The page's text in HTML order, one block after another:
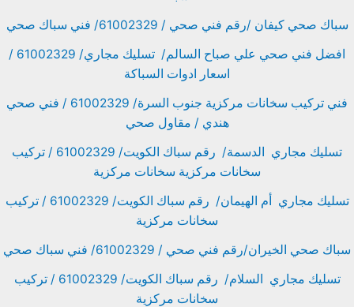
سباك صحي كيفان /رقم فني صحي / 61002329/ فني سباك صحي
افضل فني صحي علي صباح السالم/ تسليك مجاري/ 61002329 /
اسعار ادوات السباكة
فني تركيب سخانات مركزية جنوب السرة/ 61002329 / فني صحي
هندي / مقاول صحي
تسليك مجاري الدسمة/ رقم سباك الكويت/ 61002329 / تركيب
سخانات مركزية سخانات مركزية
تسليك مجاري أم الهيمان/ رقم سباك الكويت/ 61002329 / تركيب
سخانات مركزية
سباك صحي الخيران/رقم فني صحي / 61002329/ فني سباك صحي
تسليك مجاري السلام/ رقم سباك الكويت/ 61002329 / تركيب
سخانات مركزية